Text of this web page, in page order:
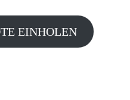
EINHOLEN